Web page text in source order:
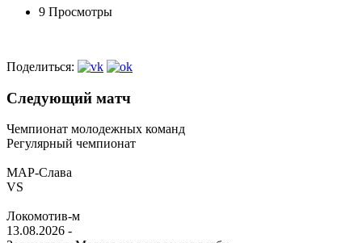
9 Просмотры
Поделиться:
Следующий матч
Чемпионат молодежных команд
Регулярный чемпионат
МАР-Слава
VS
Локомотив-м
13.08.2026 -